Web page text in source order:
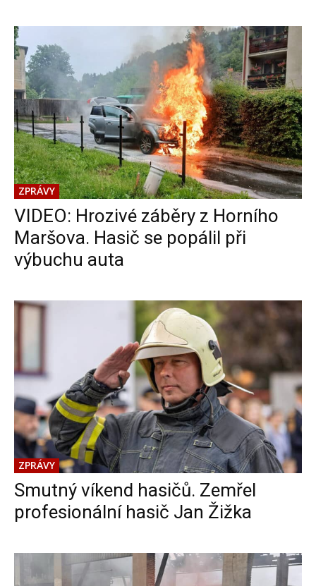
ZPRÁVY
VIDEO: Hrozivé záběry z Horního
Maršova. Hasič se popálil při
výbuchu auta
ZPRÁVY
Smutný víkend hasičů. Zemřel
profesionální hasič Jan Žižka